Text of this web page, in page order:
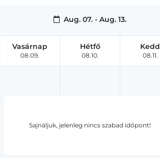
Aug. 07. - Aug. 13.
Sajnáljuk, jelenleg nincs szabad időpont!
Vasárnap
08.09.
Hétfő
08.10.
Kedd
08.11.